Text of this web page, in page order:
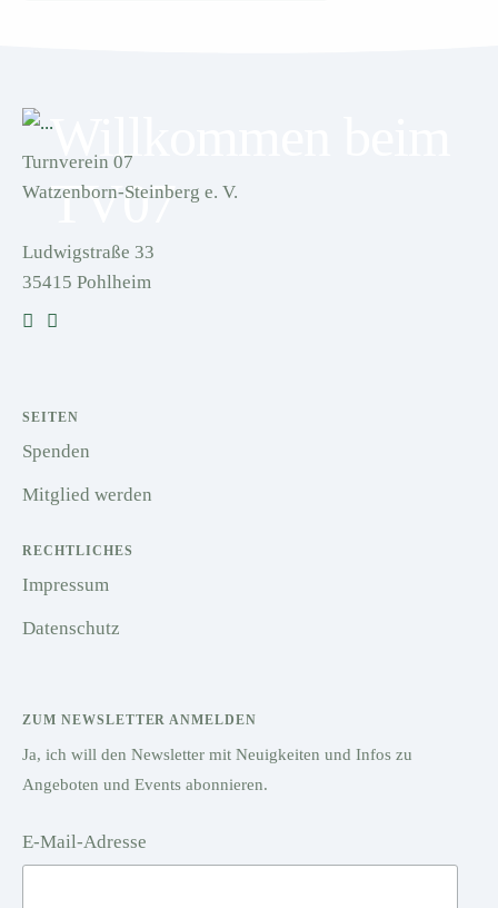
Willkommen beim
TV07
Turnverein 07
Watzenborn-Steinberg e. V.
Ludwigstraße 33
35415 Pohlheim
SEITEN
Spenden
Mitglied werden
RECHTLICHES
Impressum
Datenschutz
ZUM NEWSLETTER ANMELDEN
Ja, ich will den Newsletter mit Neuigkeiten und Infos zu
Angeboten und Events abonnieren.
E-Mail-Adresse